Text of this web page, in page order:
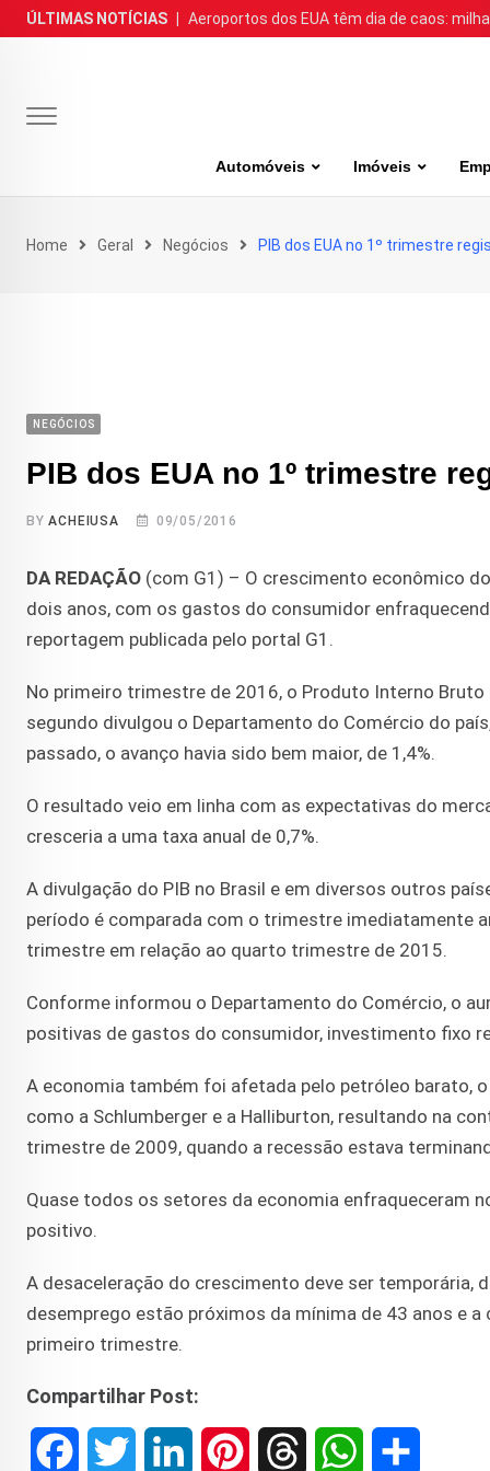
Skip
to
ÚLTIMAS NOTÍCIAS Aeroportos dos EUA têm dia de caos:
Automóveis Imóveis
Home Geral Negócios PIB dos EUA no 1º trimestre
NEGÓCIOS
PIB dos EUA no 1º trimestre
BYACHEIUSA 09/05/2016
DA REDAÇÃO (com G1) – O crescimento econômico
dois anos, com os gastos do consumidor
reportagem publicada pelo portal G1.
No primeiro trimestre de 2016, o Produto Interno Bruto
segundo divulgou o Departamento do Comércio do
passado, o avanço havia sido bem maior, de 1,4%.
O resultado veio em linha com as expectativas do
cresceria a uma taxa anual de 0,7%.
A divulgação do PIB no Brasil e em diversos outros
período é comparada com o trimestre imediatamente
trimestre em relação ao quarto trimestre de 2015.
Conforme informou o Departamento do Comércio, o
positivas de gastos do consumidor, investimento fixo
A economia também foi afetada pelo petróleo barato,
como a Schlumberger e a Halliburton, resultando na
trimestre de 2009, quando a recessão estava
Quase todos os setores da economia enfraqueceram
positivo.
A desaceleração do crescimento deve ser temporária,
desemprego estão próximos da mínima de 43 anos e
primeiro trimestre.
Compartilhar Post: